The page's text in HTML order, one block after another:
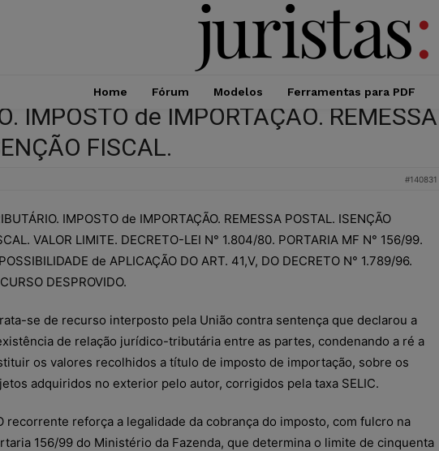
Home Fórum Modelos Ferramentas para PDF
IMPOSTO de IMPORTAÇÃO. REMESSA
FISCAL.
#140831
IMPOSTO de IMPORTAÇÃO. REMESSA POSTAL. ISENÇÃO
VALOR LIMITE. DECRETO-LEI N° 1.804/80. PORTARIA MF N° 156/99.
de APLICAÇÃO DO ART. 41,V, DO DECRETO N° 1.789/96.
DESPROVIDO.
se de recurso interposto pela União contra sentença que declarou a
de relação jurídico-tributária entre as partes, condenando a ré a
os valores recolhidos a título de imposto de importação, sobre os
adquiridos no exterior pelo autor, corrigidos pela taxa SELIC.
recorrente reforça a legalidade da cobrança do imposto, com fulcro na
156/99 do Ministério da Fazenda, que determina o limite de cinquenta